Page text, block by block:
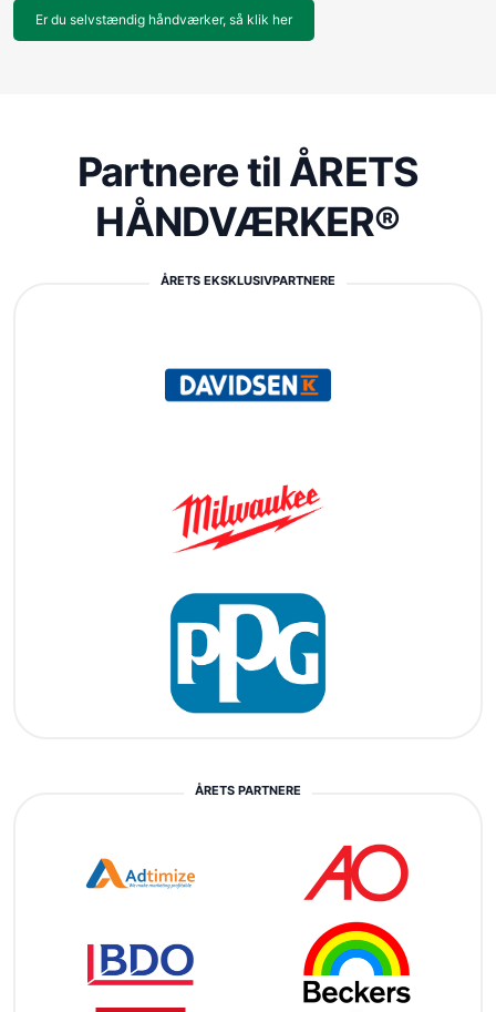
Er du selvstændig håndværker, så klik her
Partnere til ÅRETS
HÅNDVÆRKER®
ÅRETS EKSKLUSIVPARTNERE
ÅRETS PARTNERE